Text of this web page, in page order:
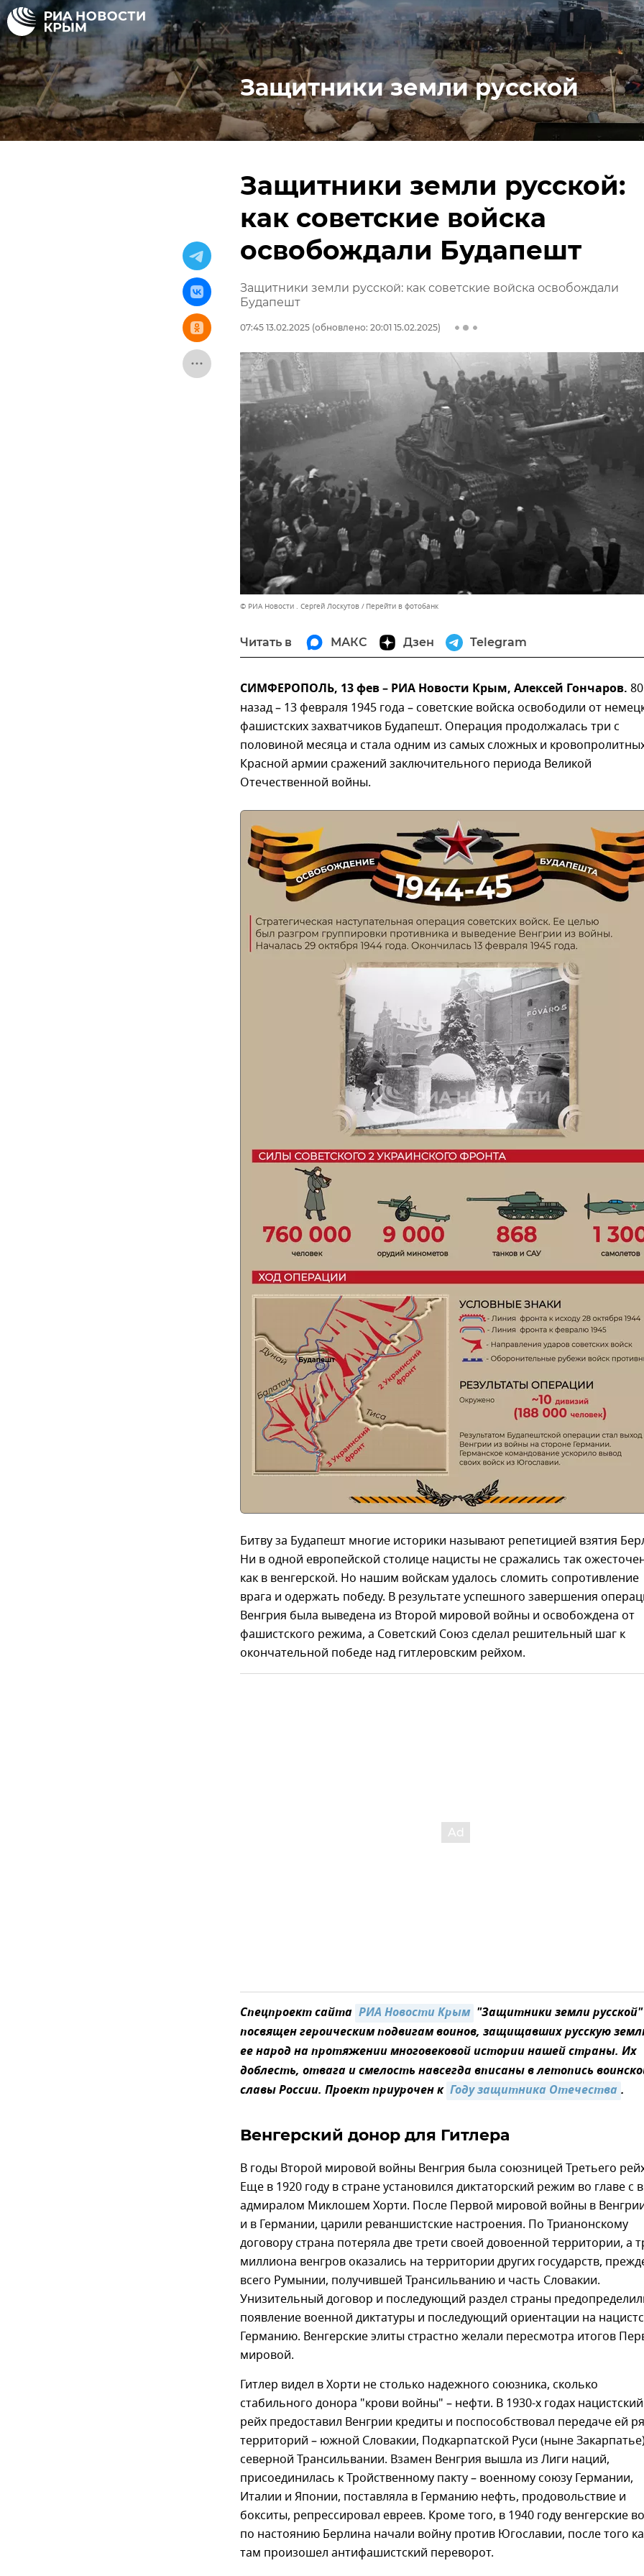
Защитники земли русской
Защитники земли русской:
как советские войска
освобождали Будапешт
Защитники земли русской: как советские войска освобождали
Будапешт
07:45 13.02.2025 (обновлено: 20:01 15.02.2025)
© РИА Новости . Сергей Лоскутов Перейти в фотобанк
Читать в МАКС Дзен Telegram
СИМФЕРОПОЛЬ, 13 фев – РИА Новости Крым, Алексей Гончаров.
назад – 13 февраля 1945 года – советские войска освободили от
фашистских захватчиков Будапешт. Операция продолжалась три с
половиной месяца и стала одним из самых сложных и
Красной армии сражений заключительного периода Великой
Отечественной войны.
Битву за Будапешт многие историки называют репетицией взятия
Ни в одной европейской столице нацисты не сражались так
как в венгерской. Но нашим войскам удалось сломить сопротивление
врага и одержать победу. В результате успешного завершения
Венгрия была выведена из Второй мировой войны и освобождена от
фашистского режима, а Советский Союз сделал решительный шаг к
окончательной победе над гитлеровским рейхом.
Спецпроект сайта РИА Новости Крым "Защитники земли русской"
посвящен героическим подвигам воинов, защищавших русскую
ее народ на протяжении многовековой истории нашей страны. Их
доблесть, отвага и смелость навсегда вписаны в летопись
славы России. Проект приурочен к Году защитника Отечества .
Венгерский донор для Гитлера
В годы Второй мировой войны Венгрия была союзницей Третьего
Еще в 1920 году в стране установился диктаторский режим во главе с
адмиралом Миклошем Хорти. После Первой мировой войны в
и в Германии, царили реваншистские настроения. По Трианонскому
договору страна потеряла две трети своей довоенной территории, а
миллиона венгров оказались на территории других государств,
всего Румынии, получившей Трансильванию и часть Словакии.
Унизительный договор и последующий раздел страны
появление военной диктатуры и последующий ориентации на
Германию. Венгерские элиты страстно желали пересмотра итогов
мировой.
Гитлер видел в Хорти не столько надежного союзника, сколько
стабильного донора "крови войны" – нефти. В 1930-х годах нацистский
рейх предоставил Венгрии кредиты и поспособствовал передаче ей
территорий – южной Словакии, Подкарпатской Руси (ныне
северной Трансильвании. Взамен Венгрия вышла из Лиги наций,
присоединилась к Тройственному пакту – военному союзу Германии,
Италии и Японии, поставляла в Германию нефть, продовольствие и
бокситы, репрессировал евреев. Кроме того, в 1940 году венгерские
по настоянию Берлина начали войну против Югославии, после того
там произошел антифашистский переворот.